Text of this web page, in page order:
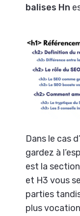
balises Hn
Dans le cas
gardez à
est la
et H3 vous
parties
plus